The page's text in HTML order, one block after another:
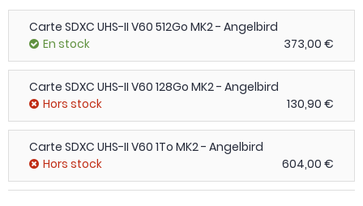
Carte SDXC UHS-II V60 512Go MK2 - Angelbird
En stock
373,00 €
Carte SDXC UHS-II V60 128Go MK2 - Angelbird
Hors stock
130,90 €
Carte SDXC UHS-II V60 1To MK2 - Angelbird
Hors stock
604,00 €